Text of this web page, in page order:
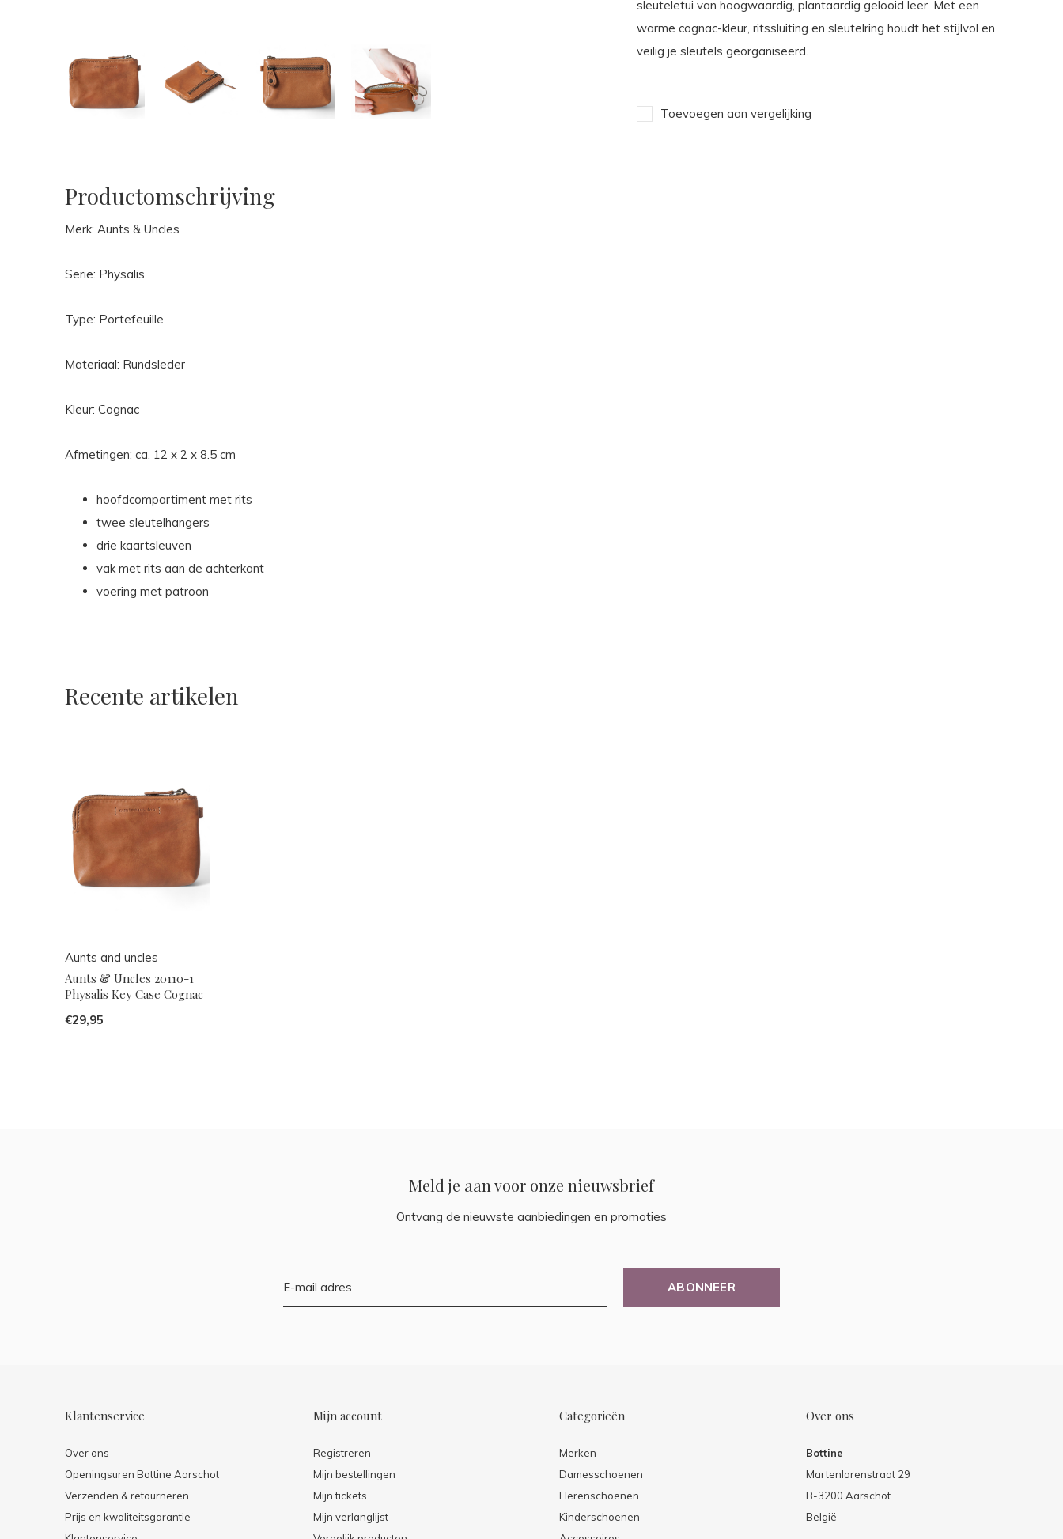
sleuteletui van hoogwaardig, plantaardig gelooid leer. Met een
warme cognac-kleur, ritssluiting en sleutelring houdt het stijlvol en
veilig je sleutels georganiseerd.
Toevoegen aan vergelijking
Productomschrijving
Merk: Aunts & Uncles
Serie: Physalis
Type: Portefeuille
Materiaal: Rundsleder
Kleur: Cognac
Afmetingen: ca. 12 x 2 x 8.5 cm
hoofdcompartiment met rits
twee sleutelhangers
drie kaartsleuven
vak met rits aan de achterkant
voering met patroon
Recente artikelen
Aunts and uncles
Aunts & Uncles 20110-1
Physalis Key Case Cognac
€29,95
Meld je aan voor onze nieuwsbrief
Ontvang de nieuwste aanbiedingen en promoties
ABONNEER
Klantenservice
Over ons
Openingsuren Bottine Aarschot
Verzenden & retourneren
Prijs en kwaliteitsgarantie
Mijn account
Registreren
Mijn bestellingen
Mijn tickets
Mijn verlanglijst
Categorieën
Merken
Damesschoenen
Herenschoenen
Kinderschoenen
Over ons
Bottine
Martenlarenstraat 29
B-3200 Aarschot
België